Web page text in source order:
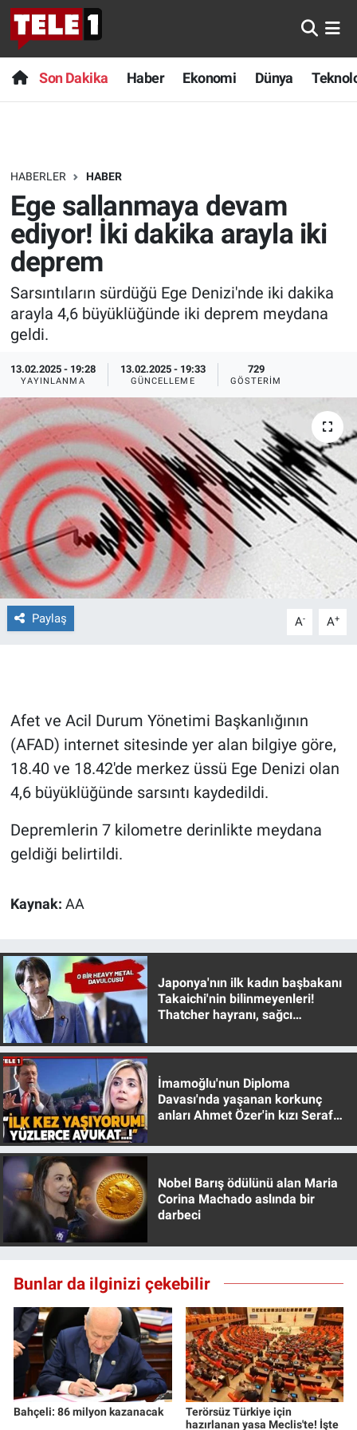
Son Dakika Haber Ekonomi Dünya
HABERLER HABER
Ege sallanmaya devam
ediyor! İki dakika arayla iki
deprem
Sarsıntıların sürdüğü Ege Denizi'nde iki dakika
arayla 4,6 büyüklüğünde iki deprem meydana
geldi.
13.02.2025 - 19:28
YAYINLANMA
13.02.2025 - 19:33
GÜNCELLEME
729
GÖSTERIM
Paylaş A- A+
Afet ve Acil Durum Yönetimi Başkanlığının
(AFAD) internet sitesinde yer alan bilgiye göre,
18.40 ve 18.42'de merkez üssü Ege Denizi olan
4,6 büyüklüğünde sarsıntı kaydedildi.
Depremlerin 7 kilometre derinlikte meydana
geldiği belirtildi.
Kaynak: AA
Japonya'nın ilk kadın başbakanı
Takaichi'nin bilinmeyenleri!
Thatcher hayranı, sağcı
İmamoğlu'nun Diploma
Davası'nda yaşanan korkunç
anları Ahmet Özer'in kızı Seraf
Nobel Barış ödülünü alan Maria
Corina Machado aslında bir
darbeci
Bunlar da ilginizi çekebilir
Bahçeli: 86 milyon kazanacak
Terörsüz Türkiye için
hazırlanan yasa Meclis'te! İşte
Anında Manşet
Başka Sohbetler
Bilim turu
Bilim ve Teknoloji Evreni
Doğa Konuşuyor
Dünya
Ege'den Esintiler
Eğitim
Eğlence
Ekonomi
Forum
Gerçeğin İzinde
Gün Başlıyor
Gün Ortası
Gündem Özel
Günün görüntüsü
Haber
Koronavirüs
Kültür Sanat
Ne demişti
Popüler
Programlar
Sağlık
Spor
Teknoloji
Türkiye'nin Geleceği
Türkiye'nin Gündemi
Yerel Gündem
Son Dakika
Haber
Dünya
Teknoloji
Sağlık
Spor
İletişim
Nöbetçi Eczaneler
Hava Durumu
Trafik Durumu
Süper Lig Puan Durumu ve Fikstür
Tüm Manşetler
Son Dakika Haberleri